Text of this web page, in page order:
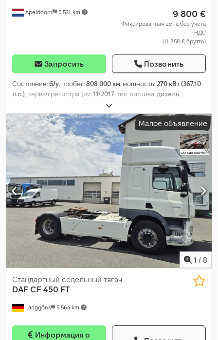
Apeldoorn 5 531 km 9 800 €
Фиксированная цена без учета
НДС
(11 858 € брутто)
Запросить Позвонить
Состояние:б/у, пробег:808 000 км, мощность: 270 кВт (367,10
л.с.) , первая регистрация:11/2017 , тип топлива:дизель
, колесная база:
дизель, цвет:другое, кабина водителя:спальный отсек
(кабина) , класс выбросов: Евро 6 , общая длина:5 920 мм,
общая ширина:2 550 мм , допустимая нагрузка на ось (ось 1):
8 000 кг , допустимая нагрузка на ось (ось 2):11 500 кг
, Год
выпуска:
2017
Малое объявление
1 / 8
Langgöns 5 564 km
Стандартный седельный тягач
DAF CF 450 FT